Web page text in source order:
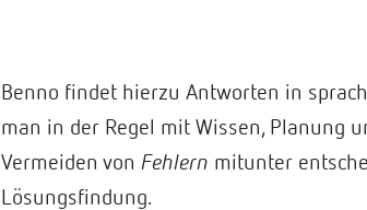
Benno findet hierzu Antworten in
man in der Regel mit Wissen, Planung
Vermeiden von Fehlern mitunter
Lösungsfindung.